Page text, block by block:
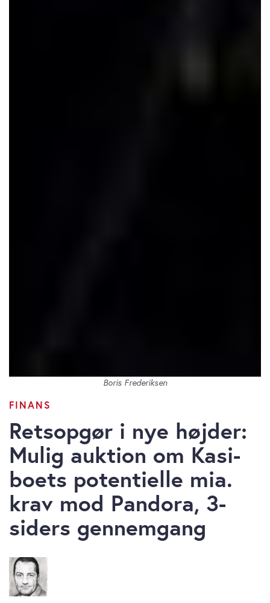
FINANS
Retsopgør i nye højder:
Mulig auktion om Kasi-
boets potentielle mia.
krav mod Pandora, 3-
siders gennemgang
Boris Frederiksen